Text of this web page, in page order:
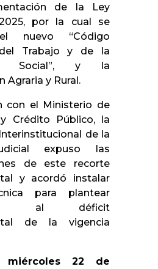
de la Ley
por la cual se
nuevo “Código
Trabajo y de la
Social”, y la
Agraria y Rural.
con el Ministerio de
Crédito Público, la
de la
expuso las
de este recorte
y acordó instalar
para plantear
al déficit
de la vigencia
miércoles 22 de